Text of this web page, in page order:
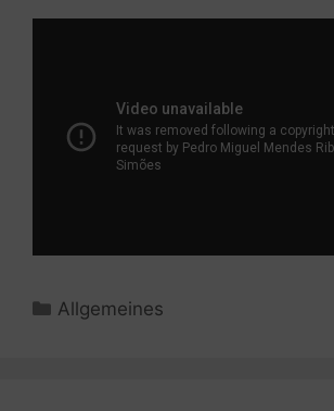
Kategorien
Allgemeines